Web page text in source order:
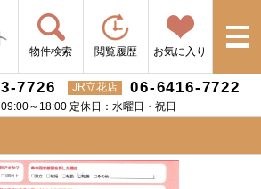
物件検索 閲覧履歴 お気に入り
7726 JR立花店 06-6416-7722
～18:00 定休日：水曜日・祝日